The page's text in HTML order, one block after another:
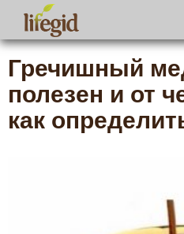
Гречишный
полезен и от
как